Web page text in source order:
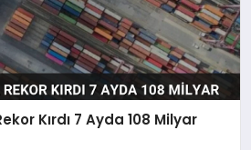
Kırdı 7 Ayda 108 Milyar